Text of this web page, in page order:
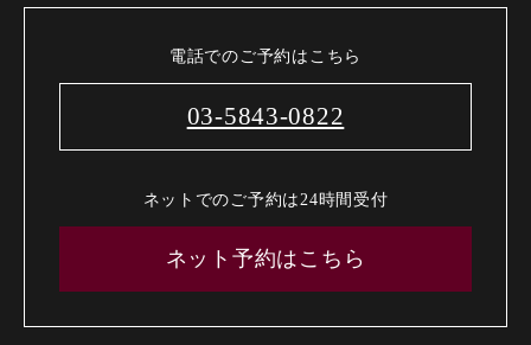
電話でのご予約はこちら
03-5843-0822
ネットでのご予約は24時間受付
ネット予約はこちら